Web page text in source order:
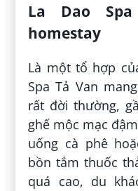
La Dao
homestay
Là một tổ hợp
Spa Tả Van
rất đời thường,
ghế mộc mạc
uống cà phê
bồn tắm thuốc
quá cao, du